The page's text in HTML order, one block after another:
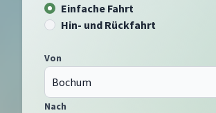
Einfache Fahrt
Hin- und Rückfahrt
Von
Nach